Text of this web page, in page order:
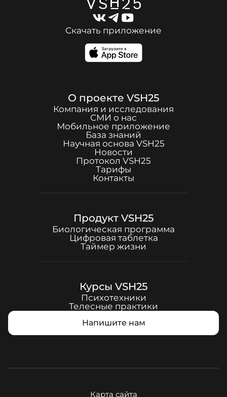
Скачать приложение
О проекте VSH25
Компания и исследования
СМИ о нас
Мобильное приложение
База знаний
Научная основа VSH25
Новости
Протокол VSH25
Тарифы
Контакты
Продукт VSH25
Биологическая программа
Цифровая таблетка
Таймер жизни
Курсы VSH25
Психотехники
Телесные практики
Напишите нам
Карта сайта